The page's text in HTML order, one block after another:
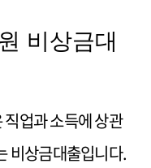
비상금대
업과 소득에 상관
비상금대출입니다.